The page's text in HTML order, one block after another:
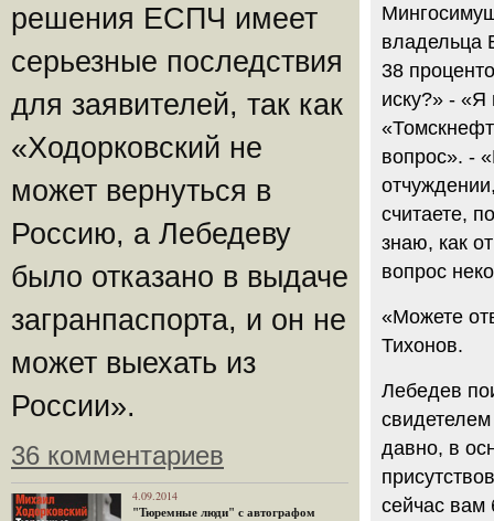
решения ЕСПЧ имеет
серьезные последствия
для заявителей, так как
«Ходорковский не
может вернуться в
Россию, а Лебедеву
было отказано в выдаче
загранпаспорта, и он не
может выехать из
России».
36 комментариев
4.09.2014
"Тюремные люди" с автографом
владельца
38
иску?» - «Я
вопрос». -
считаете,
знаю, как
вопрос
«Можете
Тихонов.
Лебедев
давно, в
сейчас вам